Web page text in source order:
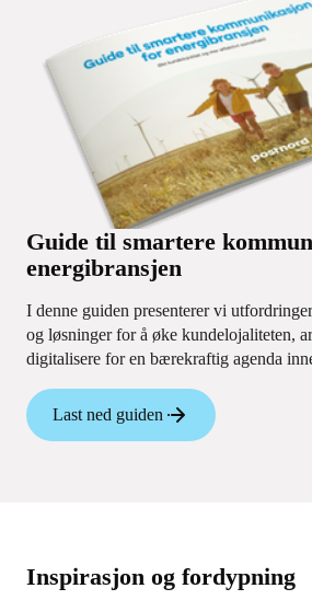
Guide til smartere
energibransjen
I denne guiden presenterer vi
og løsninger for å øke kundelojaliteten,
digitalisere for en bærekraftig agenda
Last ned guiden
Inspirasjon og fordypning